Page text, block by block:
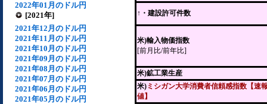
2022年01月のドル円
[2021年]
2021年12月のドル円
2021年11月のドル円
2021年10月のドル円
2021年09月のドル円
2021年08月のドル円
2021年07月のドル円
2021年06月のドル円
2021年05月のドル円
↑・建設許可件数
米)輸入物価指数
[前月比/前年比]
米)鉱工業生産
米) ミシガン大学消費者信頼感指数【速
値】